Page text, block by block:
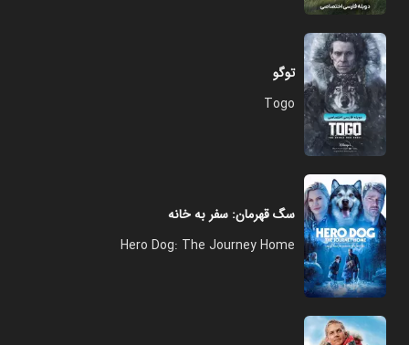
توگو
Togo
سگ قهرمان: سفر به خانه
Hero Dog: The Journey Home